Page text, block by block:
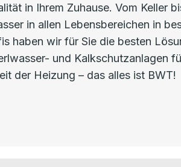
in Ihrem Zuhause. Vom Keller
in allen Lebensbereichen in
haben wir für Sie die besten
und Kalkschutzanlagen
der Heizung – das alles ist BWT!